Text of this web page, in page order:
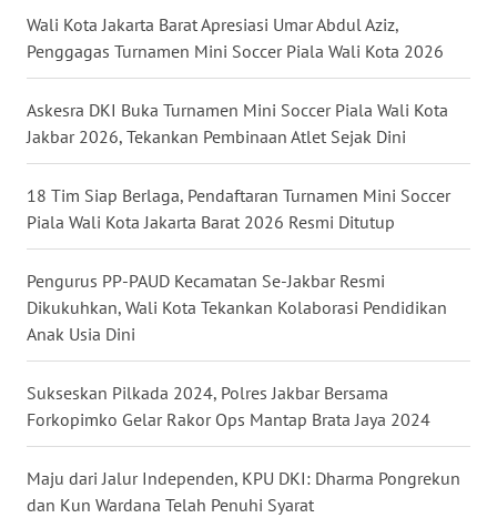
Wali Kota Jakarta Barat Apresiasi Umar Abdul Aziz,
Penggagas Turnamen Mini Soccer Piala Wali Kota 2026
Askesra DKI Buka Turnamen Mini Soccer Piala Wali Kota
Jakbar 2026, Tekankan Pembinaan Atlet Sejak Dini
18 Tim Siap Berlaga, Pendaftaran Turnamen Mini Soccer
Piala Wali Kota Jakarta Barat 2026 Resmi Ditutup
Pengurus PP-PAUD Kecamatan Se-Jakbar Resmi
Dikukuhkan, Wali Kota Tekankan Kolaborasi Pendidikan
Anak Usia Dini
Sukseskan Pilkada 2024, Polres Jakbar Bersama
Forkopimko Gelar Rakor Ops Mantap Brata Jaya 2024
Maju dari Jalur Independen, KPU DKI: Dharma Pongrekun
dan Kun Wardana Telah Penuhi Syarat
WN
BABEL
WN
SUMBAR
WN
SUMSEL
WN
BENGKULU
WN
LAMPUNG
WN